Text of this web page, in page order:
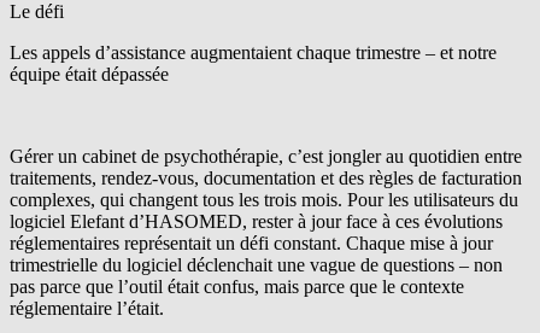
Le défi
Les appels d’assistance augmentaient chaque trimestre – et notre
équipe était dépassée
Gérer un cabinet de psychothérapie, c’est jongler au quotidien entre
traitements, rendez-vous, documentation et des règles de facturation
complexes, qui changent tous les trois mois. Pour les utilisateurs du
logiciel Elefant d’HASOMED, rester à jour face à ces évolutions
réglementaires représentait un défi constant. Chaque mise à jour
trimestrielle du logiciel déclenchait une vague de questions – non
pas parce que l’outil était confus, mais parce que le contexte
réglementaire l’était.